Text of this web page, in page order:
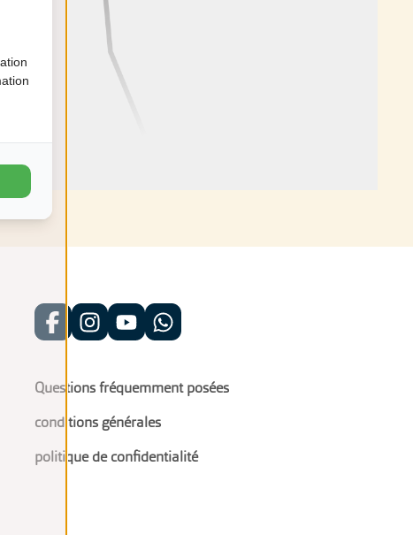
Questions fréquemment posées
conditions générales
politique de confidentialité